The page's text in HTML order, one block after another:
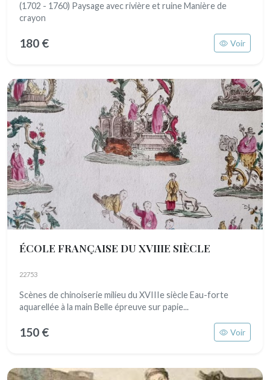
(1702 - 1760) Paysage avec rivière et ruine Manière de
crayon
180 € Voir
ÉCOLE FRANÇAISE DU XVIIIE SIÈCLE
22753
Scènes de chinoiserie milieu du XVIIIe siècle Eau-forte
aquarellée à la main Belle épreuve sur papie...
150 € Voir